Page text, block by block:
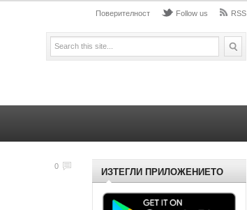
Поверителност Follow us RSS
0 ИЗТЕГЛИ ПРИЛОЖЕНИЕТО